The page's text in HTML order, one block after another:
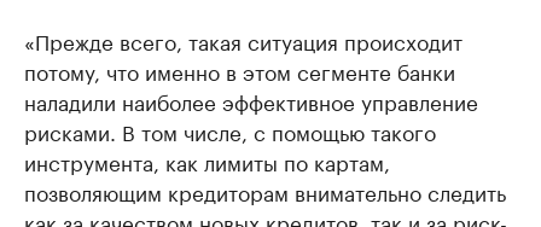
«Прежде всего, такая ситуация происходит
потому, что именно в этом сегменте банки
наладили наиболее эффективное управление
рисками. В том числе, с помощью такого
инструмента, как лимиты по картам,
позволяющим кредиторам внимательно следить